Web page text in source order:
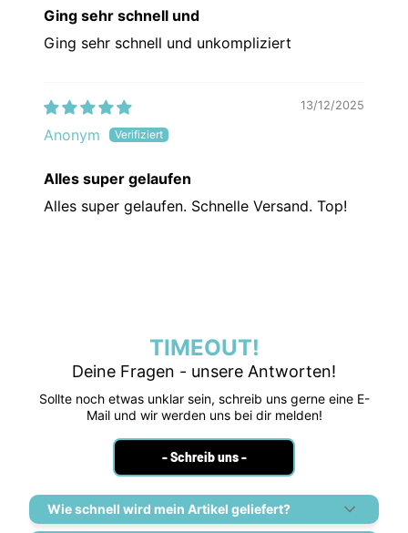
Ging sehr schnell und
Ging sehr schnell und unkompliziert
13/12/2025
Anonym
Alles super gelaufen
Alles super gelaufen. Schnelle Versand. Top!
TIMEOUT!
Deine Fragen - unsere Antworten!
Sollte noch etwas unklar sein, schreib uns gerne eine E-
Mail und wir werden uns bei dir melden!
- Schreib uns -
Wie schnell wird mein Artikel geliefert?